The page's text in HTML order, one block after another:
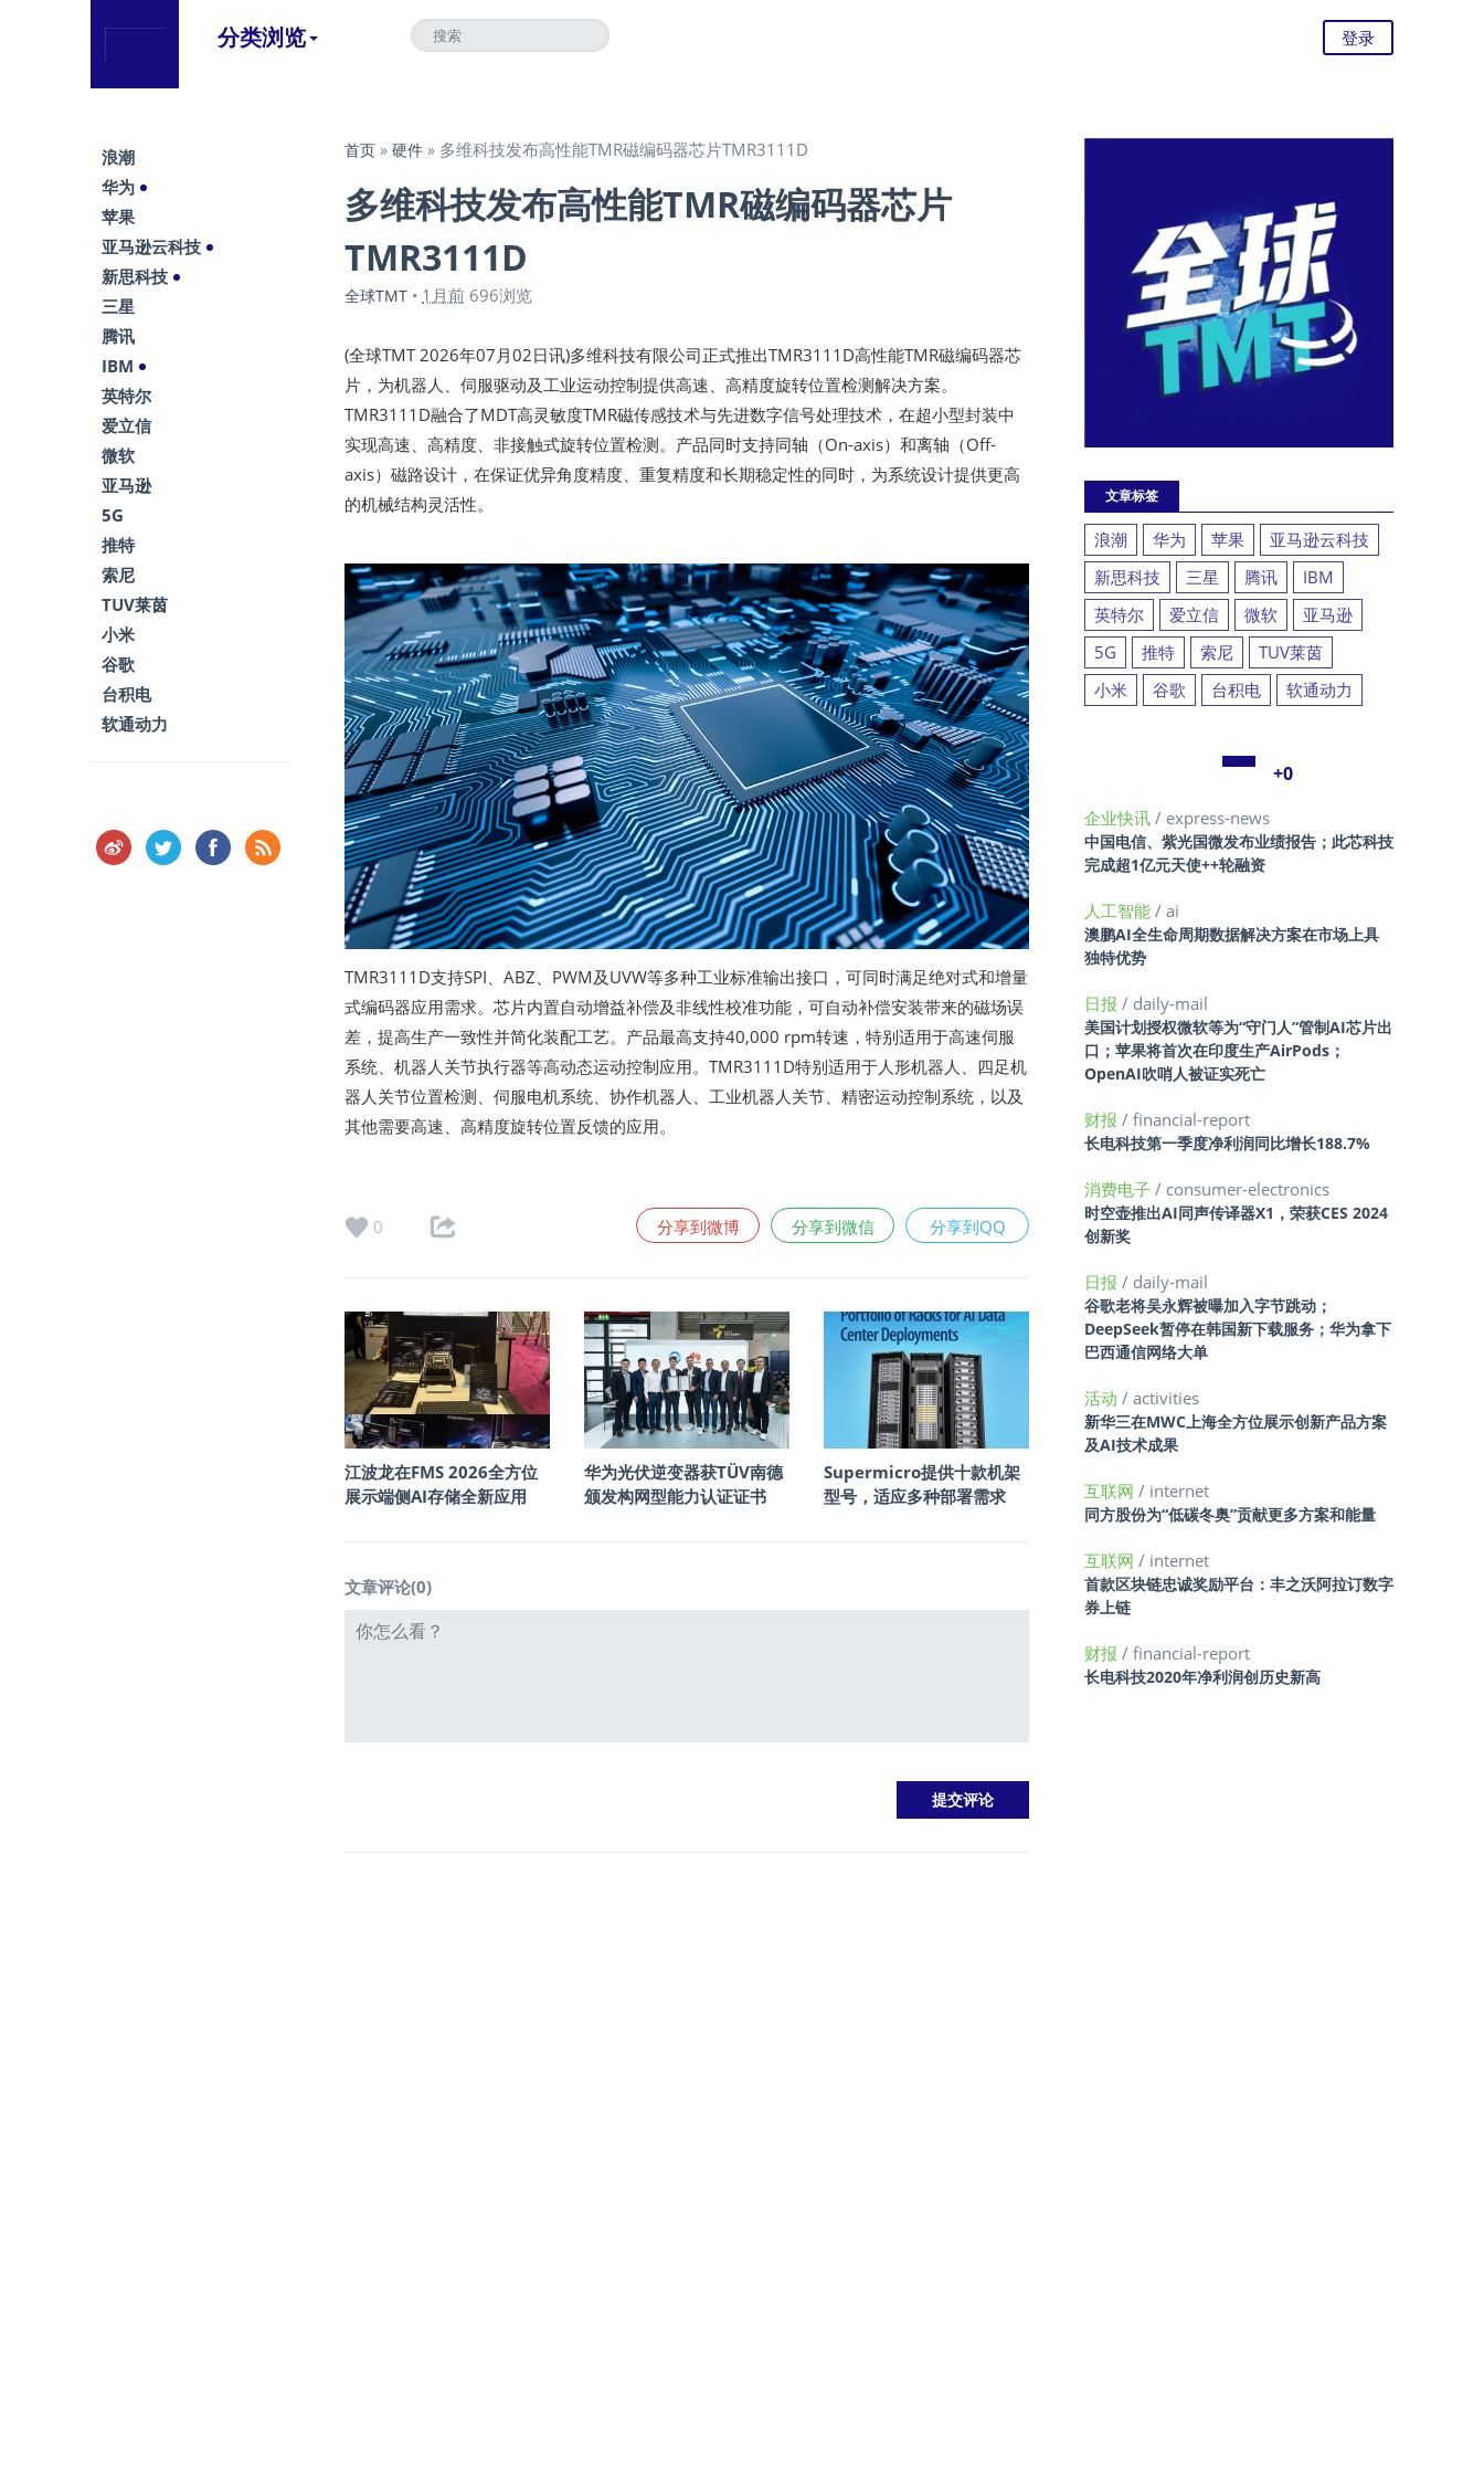
分类浏览 登录
首页 » 硬件 » 多维科技发布高性能TMR磁编码器芯片TMR3111D
多维科技发布高性能TMR磁编码器芯片
TMR3111D
全球TMT • 1月前 696浏览
(全球TMT 2026年07月02日讯)多维科技有限公司正式推出TMR3111D高性能TMR磁编码器芯
片，为机器人、伺服驱动及工业运动控制提供高速、高精度旋转位置检测解决方案。
TMR3111D融合了MDT高灵敏度TMR磁传感技术与先进数字信号处理技术，在超小型封装中
实现高速、高精度、非接触式旋转位置检测。产品同时支持同轴（On-axis）和离轴（Off-
axis）磁路设计，在保证优异角度精度、重复精度和长期稳定性的同时，为系统设计提供更高
的机械结构灵活性。
TMR3111D支持SPI、ABZ、PWM及UVW等多种工业标准输出接口，可同时满足绝对式和增量
式编码器应用需求。芯片内置自动增益补偿及非线性校准功能，可自动补偿安装带来的磁场误
差，提高生产一致性并简化装配工艺。产品最高支持40,000 rpm转速，特别适用于高速伺服
系统、机器人关节执行器等高动态运动控制应用。TMR3111D特别适用于人形机器人、四足机
器人关节位置检测、伺服电机系统、协作机器人、工业机器人关节、精密运动控制系统，以及
其他需要高速、高精度旋转位置反馈的应用。
0 分享到微博 分享到微信 分享到QQ
江波龙在FMS 2026全方位
展示端侧AI存储全新应用
华为光伏逆变器获TÜV南德
颁发构网型能力认证证书
Supermicro提供十款机架
型号，适应多种部署需求
文章评论(0)
浪潮
华为
苹果
亚马逊云科技
新思科技
三星
腾讯
IBM
英特尔
爱立信
微软
亚马逊
5G
推特
索尼
TUV莱茵
小米
谷歌
台积电
软通动力
文章标签
浪潮 华为 苹果
亚马逊云科技
新思科技
三星 腾讯
IBM
英特尔
爱立信 微软
亚马逊
5G
推特 索尼
TUV莱茵
小米
谷歌 台积电 软通动力
+0
企业快讯 / express-news
中国电信、紫光国微发布业绩报告；此芯科技
完成超1亿元天使++轮融资
人工智能 / ai
澳鹏AI全生命周期数据解决方案在市场上具
独特优势
日报 / daily-mail
美国计划授权微软等为“守门人”管制AI芯片出
口；苹果将首次在印度生产AirPods；
OpenAI吹哨人被证实死亡
财报 / financial-report
长电科技第一季度净利润同比增长188.7%
消费电子 / consumer-electronics
时空壶推出AI同声传译器X1，荣获CES 2024
创新奖
日报 / daily-mail
谷歌老将吴永辉被曝加入字节跳动；
DeepSeek暂停在韩国新下载服务；华为拿下
巴西通信网络大单
活动 / activities
新华三在MWC上海全方位展示创新产品方案
及AI技术成果
互联网 / internet
同方股份为“低碳冬奥”贡献更多方案和能量
互联网 / internet
首款区块链忠诚奖励平台：丰之沃阿拉订数字
券上链
财报 / financial-report
长电科技2020年净利润创历史新高